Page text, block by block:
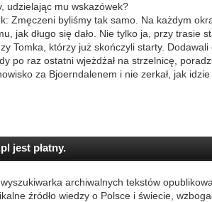
udzielając mu wskazówek?
Zmęczeni byliśmy tak samo. Na każdym
jak długo się dało. Nie tylko ja, przy trasie
Tomka, którzy już skończyli starty. Dodawali
po raz ostatni wjeżdżał na strzelnicę,
za Bjoerndalenem i nie zerkał, jak idzie
jest płatny.
archiwalnych tekstów
źródło wiedzy o Polsce i świecie,